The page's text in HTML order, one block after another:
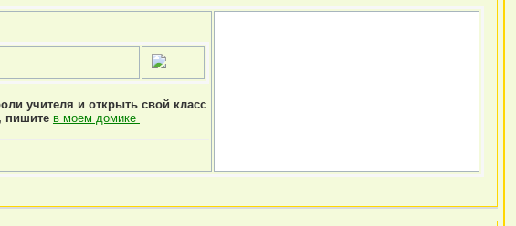
учителя и открыть свой класс
пишите в моем домике